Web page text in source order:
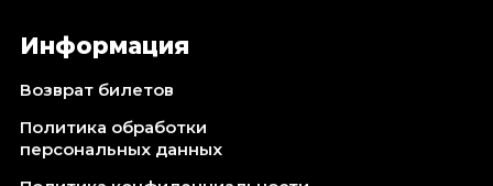
Информация
Возврат билетов
Политика обработки
персональных данных